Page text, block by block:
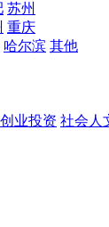
苏州
重庆
哈尔滨 其他
创业投资 社会人